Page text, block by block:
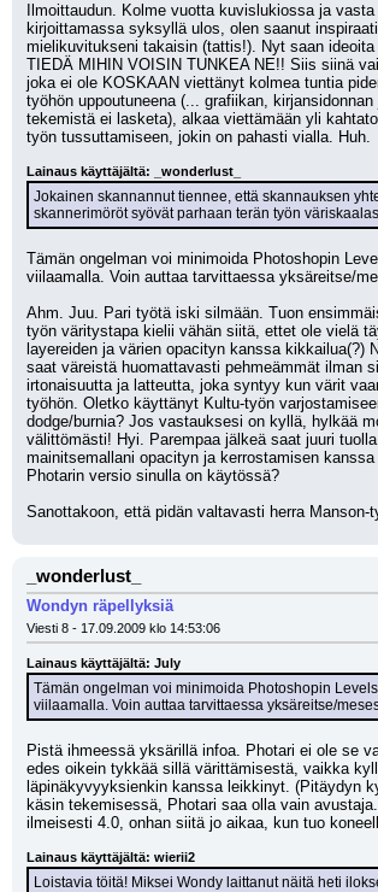
Ilmoittaudun. Kolme vuotta kuvislukiossa ja
kirjoittamassa syksyllä ulos, olen saanut
mielikuvitukseni takaisin (tattis!). Nyt saan
TIEDÄ MIHIN VOISIN TUNKEA NE!! Siis siinä
joka ei ole KOSKAAN viettänyt kolmea tuntia
työhön uppoutuneena (... grafiikan,
tekemistä ei lasketa), alkaa viettämään yli
työn tussuttamiseen, jokin on pahasti vialla. Huh.
Lainaus käyttäjältä: _wonderlust_
Jokainen skannannut tiennee, että skannauksen
skannerimöröt syövät parhaan terän työn
Tämän ongelman voi minimoida Photoshopin
viilaamalla. Voin auttaa tarvittaessa yksäreitse/
Ahm. Juu. Pari työtä iski silmään. Tuon
työn väritystapa kielii vähän siitä, ettet ole vielä
layereiden ja värien opacityn kanssa kikkailua(?)
saat väreistä huomattavasti pehmeämmät ilman
irtonaisuutta ja latteutta, joka syntyy kun värit
työhön. Oletko käyttänyt Kultu-työn
dodge/burnia? Jos vastauksesi on kyllä, hylkää
välittömästi! Hyi. Parempaa jälkeä saat juuri
mainitsemallani opacityn ja kerrostamisen
Photarin versio sinulla on käytössä?
Sanottakoon, että pidän valtavasti herra Manson-
_wonderlust_
Wondyn räpellyksiä
Viesti 8 - 17.09.2009 klo 14:53:06
Lainaus käyttäjältä: July
Tämän ongelman voi minimoida Photoshopin
viilaamalla. Voin auttaa tarvittaessa yksäreitse/
Pistä ihmeessä yksärillä infoa. Photari ei ole se
edes oikein tykkää sillä värittämisestä, vaikka
läpinäkyvyyksienkin kanssa leikkinyt. (Pitäydyn
käsin tekemisessä, Photari saa olla vain
ilmeisesti 4.0, onhan siitä jo aikaa, kun tuo
Lainaus käyttäjältä: wierii2
Loistavia töitä! Miksei Wondy laittanut näitä heti